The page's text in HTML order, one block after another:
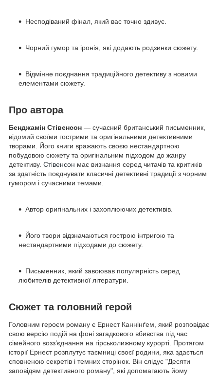
Несподіваний фінал, який вас точно здивує.
Чорний гумор та іронія, які додають родзинки сюжету.
Відмінне поєднання традиційного детективу з новими
елементами сюжету.
Про автора
Бенджамін Стівенсон — сучасний британський письменник,
відомий своїми гострими та оригінальними детективними
творами. Його книги вражають своєю нестандартною
побудовою сюжету та оригінальним підходом до жанру
детективу. Стівенсон має визнання серед читачів та критиків
за здатність поєднувати класичні детективні традиції з чорним
гумором і сучасними темами.
Автор оригінальних і захоплюючих детективів.
Його твори відзначаються гострою інтригою та
нестандартними підходами до сюжету.
Письменник, який завоював популярність серед
любителів детективної літератури.
Сюжет та головний герой
Головним героєм роману є Ернест Каннінґем, який розповідає
свою версію подій на фоні загадкового вбивства під час
сімейного возз’єднання на гірськолижному курорті. Протягом
історії Ернест розплутує таємниці своєї родини, яка здається
сповненою секретів і темних сторінок. Він слідує "Десяти
заповідям детективного роману", які допомагають йому